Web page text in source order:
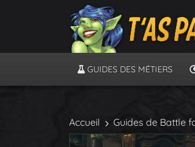
GUIDES DES MÉTIERS
Accueil Guides de Battle